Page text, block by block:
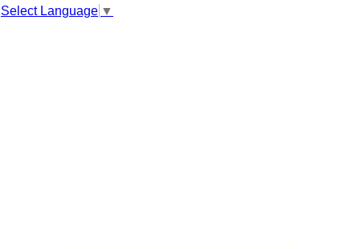
Select Language ▼